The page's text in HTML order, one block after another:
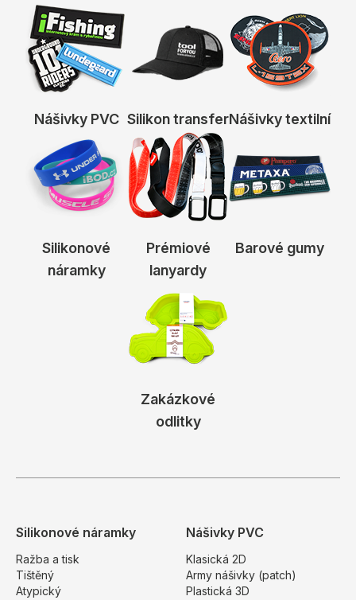
Nášivky PVC Silikon transferNášivky textilní
Silikonové
náramky
Prémiové
lanyardy
Barové gumy
Zakázkové
odlitky
Silikonové náramky
Ražba a tisk
Tištěný
Atypický
Nášivky PVC
Klasická 2D
Army nášivky (patch)
Plastická 3D